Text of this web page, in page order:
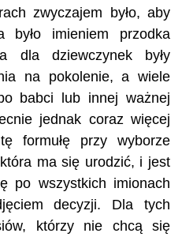
zwyczajem było, aby
było imieniem przodka
dla dziewczynek były
na pokolenie, a wiele
babci lub innej ważnej
jednak coraz więcej
formułę przy wyborze
ma się urodzić, i jest
po wszystkich imionach
decyzji. Dla tych
którzy nie chcą się